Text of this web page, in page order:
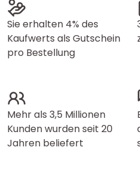
Sie erhalten 4% des
Kaufwerts als Gutschein
pro Bestellung
Mehr als 3,5 Millionen
Kunden wurden seit 20
Jahren beliefert